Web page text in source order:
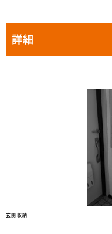
詳細
玄関収納